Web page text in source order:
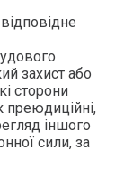
захист або
сторони
преюдиційні,
іншого
сили, за